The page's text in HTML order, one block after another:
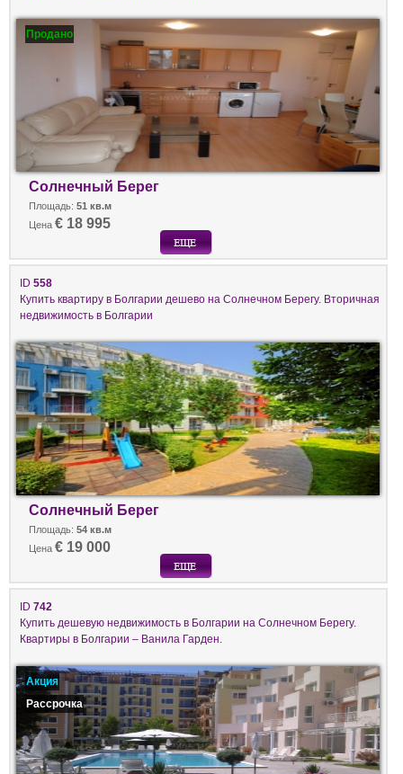
Продано
Солнечный Берег
Площадь: 51 кв.м
Цена € 18 995
ID 558
Купить квартиру в Болгарии дешево на Солнечном Берегу. Вторичная
недвижимость в Болгарии
Солнечный Берег
Площадь: 54 кв.м
Цена € 19 000
ID 742
Купить дешевую недвижимость в Болгарии на Солнечном Берегу.
Квартиры в Болгарии – Ванила Гарден.
Акция
Рассрочка